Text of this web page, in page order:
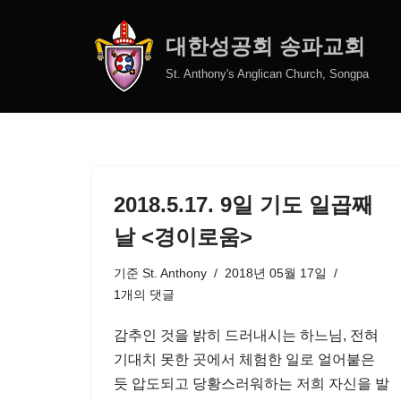
대한성공회 송파교회
St. Anthony's Anglican Church, Songpa
2018.5.17. 9일 기도 일곱째
날 <경이로움>
기준 St. Anthony
2018년 05월 17일
1개의 댓글
감추인 것을 밝히 드러내시는 하느님, 전혀
기대치 못한 곳에서 체험한 일로 얼어붙은
듯 압도되고 당황스러워하는 저희 자신을 발